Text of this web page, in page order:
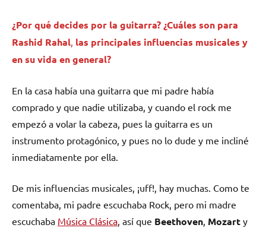
¿Por qué decides por la guitarra? ¿Cuáles son para
Rashid Rahal las principales influencias musicales y
en su vida en general?
En la casa había una guitarra que mi padre había
comprado y que nadie utilizaba, y cuando el rock me
empezó a volar la cabeza, pues la guitarra es un
instrumento protagónico, y pues no lo dude y me incliné
inmediatamente por ella.
De mis influencias musicales, ¡uff!, hay muchas. Como te
comentaba, mi padre escuchaba Rock, pero mi madre
escuchaba Música Clásica , así que Beethoven Mozart y